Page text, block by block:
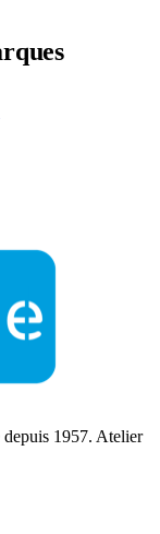
depuis 1957. Atelier